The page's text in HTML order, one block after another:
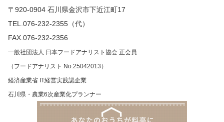
〒920-0904 石川県金沢市下近江町17
TEL.076-232-2355（代）
FAX.076-232-2356
一般社団法人 日本フードアナリスト協会 正会員
（フードアナリスト No.25042013）
経済産業省 IT経営実践認企業
石川県・農業6次産業化プランナー